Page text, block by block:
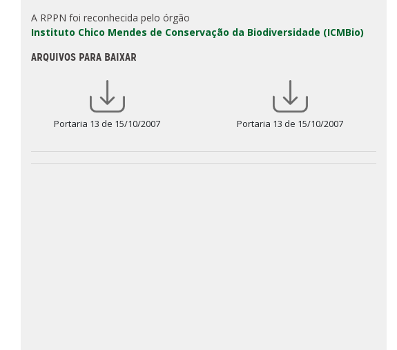
A RPPN foi reconhecida pelo órgão
Instituto Chico Mendes de Conservação da Biodiversidade (ICMBio)
ARQUIVOS PARA BAIXAR
Portaria 13 de 15/10/2007 Portaria 13 de 15/10/2007